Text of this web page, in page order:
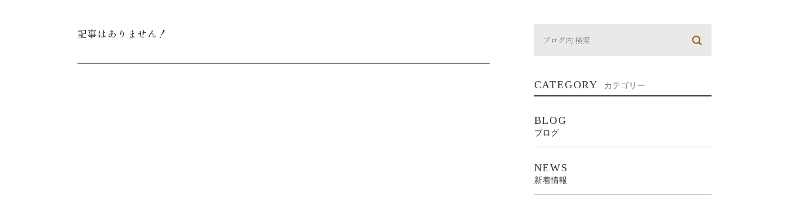
記事はありません！
CATEGORY カテゴリー
BLOG
ブログ
NEWS
新着情報